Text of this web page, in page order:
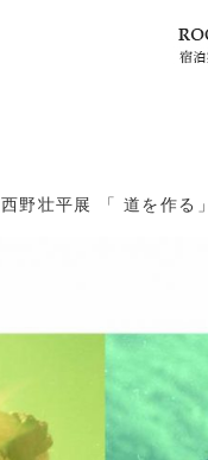
西野壮平展 「 道を作る」